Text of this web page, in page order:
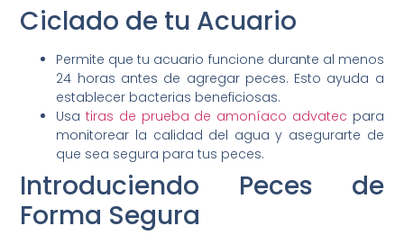
Ciclado de tu Acuario
Permite que tu acuario funcione durante al menos
24 horas antes de agregar peces. Esto ayuda a
establecer bacterias beneficiosas.
Usatiras de prueba de amoníaco advatec para
monitorear la calidad del agua y asegurarte de
que sea segura para tus peces.
Introduciendo Peces de
Forma Segura